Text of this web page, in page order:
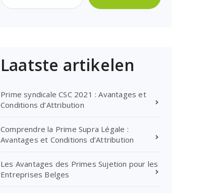
Laatste artikelen
Prime syndicale CSC 2021 : Avantages et
Conditions d’Attribution
Comprendre la Prime Supra Légale :
Avantages et Conditions d’Attribution
Les Avantages des Primes Sujetion pour les
Entreprises Belges